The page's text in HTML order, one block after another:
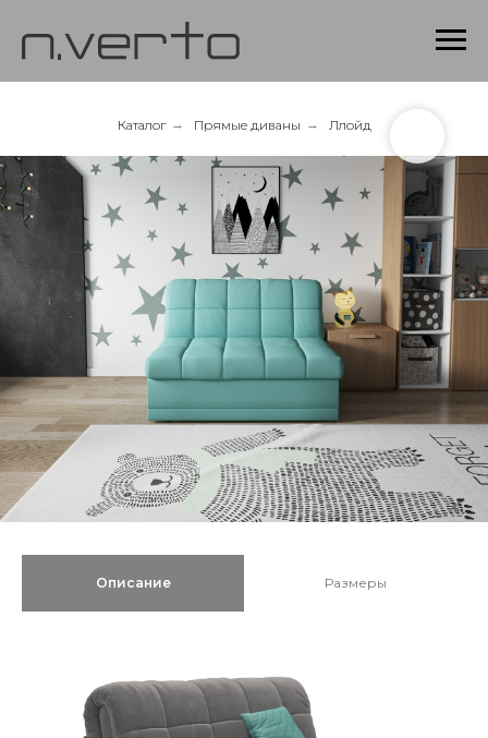
Каталог → Прямые диваны → Ллойд
Описание Размеры